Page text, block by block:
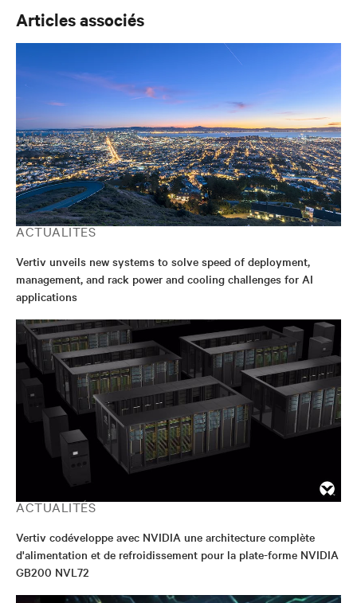
Articles associés
ACTUALITÉS
Vertiv unveils new systems to solve speed of deployment,
management, and rack power and cooling challenges for AI
applications
ACTUALITÉS
Vertiv codéveloppe avec NVIDIA une architecture complète
d'alimentation et de refroidissement pour la plate-forme NVIDIA
GB200 NVL72